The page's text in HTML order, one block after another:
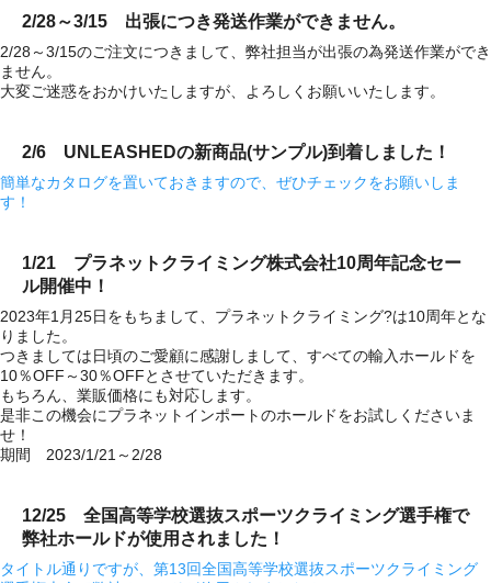
2/28～3/15 出張につき発送作業ができません。
2/28～3/15のご注文につきまして、弊社担当が出張の為発送作業ができ
ません。
大変ご迷惑をおかけいたしますが、よろしくお願いいたします。
2/6 UNLEASHEDの新商品(サンプル)到着しました！
簡単なカタログを置いておきますので、ぜひチェックをお願いしま
す！
1/21 プラネットクライミング株式会社10周年記念セー
ル開催中！
2023年1月25日をもちまして、プラネットクライミング?は10周年とな
りました。
つきましては日頃のご愛顧に感謝しまして、すべての輸入ホールドを
10％OFF～30％OFFとさせていただきます。
もちろん、業販価格にも対応します。
是非この機会にプラネットインポートのホールドをお試しくださいま
せ！
期間 2023/1/21～2/28
12/25 全国高等学校選抜スポーツクライミング選手権で
弊社ホールドが使用されました！
タイトル通りですが、第13回全国高等学校選抜スポーツクライミング